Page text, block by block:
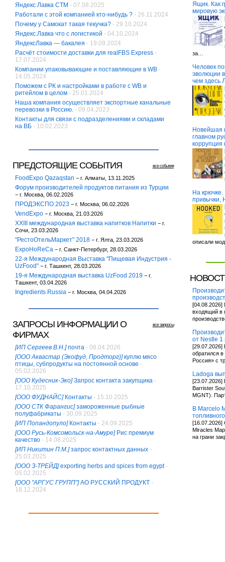
Яндекс Лавка СТМ - 07.08.2025
Работали с этой компанией кто-нибудь ? - 26.11.2024
Почему у Самокат такая текучка? - 29.10.2024
Яндекс.Лавка что с логистикой - 04.10.2024
ЯндексЛавка — бакалея - 19.09.2024
Расчёт стоимости доставки для realFBS Express -
17.07.2024
Компании упаковывающие и поставляющие в WB -
14.05.2024
Поможем с РК и настройками в работе с WB и
ритейлом в целом - 25.01.2024
Наша компания осуществляет экспортные канальные
перевозки в Россию. - 09.04.2023
Контакты для связи с подразделениями и складами
на ВБ - 10.02.2023
все события
ПРЕДСТОЯЩИЕ СОБЫТИЯ
FoodExpo Qazaqstan − г. Алматы, 13.11.2025
Форум производителей продуктов питания из Турции
− г. Москва, 06.02.2026
ПРОДЭКСПО 2023 − г. Москва, 06.02.2026
VendExpo − г. Москва, 21.03.2026
XXIII международная выставка напитков Напитки − г.
Сочи, 23.03.2026
"РестоОтельМаркет" 2018 − г. Ялта, 23.03.2026
ExpoHoReCa − г. Санкт-Петербург, 28.03.2026
22-я Международная Выставка "Пищевая Индустрия -
UzFood" − г. Ташкент, 28.03.2026
19-я Международная выставка UzFood 2019 − г.
Ташкент, 03.04.2026
Ingredients Russia − г. Москва, 04.04.2026
все запросы
ЗАПРОСЫ ИНФОРМАЦИИ О
ФИРМАХ
[ИП Сергеев В.Н.]почта - 08.04.2026
[ООО Аквастар (Экофуд, Продторг)]куплю мясо
птицы, субпродукты на постоянной основе -
05.02.2026
[ООО Кудесник-Эко]Запрос контакта закупщика -
17.10.2025
[ООО ФУДНАЙС]Контакты - 15.10.2025
[ООО СТК Фарангис]замороженные рыбные
полуфабрикаты - 30.09.2025
[ИП Попандопуло]Контакты - 24.09.2025
[ООО Русь-Комсомольск-на-Амуре]Рис премиум
качество - 14.08.2025
[ИП Никитин П.М.]запрос контактных данных -
25.03.2025
[ООО З-ТРЕЙД]exporting herbs and spices from egypt-
05.02.2025
[ООО "АРГУС ГРУПП"]АО РУССКИЙ ПРОДУКТ -
18.12.2024
Ящик. Как
мировую
за…
Человек
эволюции
чем здесь
Новейшая
главном
коррупция
На
привычки,
описали
[04.08.2026]
входящий в
от Nestle 1
[29.07.2026]
обратился
Россия» с
Ladoga
[23.07.2026]
Barrister
MGNT).
В Marcelo
[16.07.2026]
Miracles
на грани